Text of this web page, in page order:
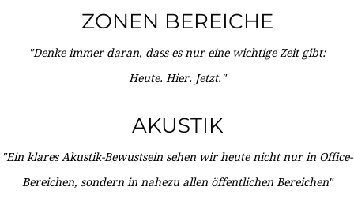
ZONEN BEREICHE
"Denke immer daran, dass es nur eine wichtige Zeit gibt:
Heute. Hier. Jetzt."
AKUSTIK
"Ein klares Akustik-Bewustsein sehen wir heute nicht nur in Office-
Bereichen, sondern in nahezu allen öffentlichen Bereichen"